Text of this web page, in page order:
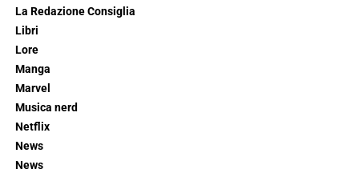
La Redazione Consiglia
Libri
Lore
Manga
Marvel
Musica nerd
Netflix
News
News